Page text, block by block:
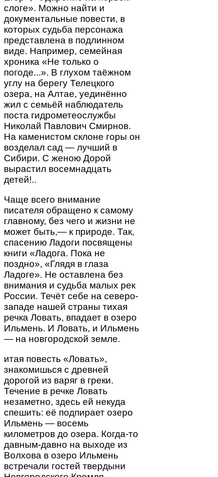
слоге». Можно найти и
документальные повести, в
которых судьба персонажа
представлена в подлинном
виде. Например, семейная
хроника «Не только о
погоде...». В глухом таёжном
углу на берегу Телецкого
озера, на Алтае, уединённо
жил с семьёй наблюдатель
поста гидрометеослужбы
Николай Павлович Смирнов.
На каменистом склоне горы он
возделал сад — лучший в
Сибири. С женою Дорой
вырастил восемнадцать
детей!..
Чаще всего внимание
писателя обращено к самому
главному, без чего и жизни не
может быть,— к природе. Так,
спасению Ладоги посвящены
книги «Ладога. Пока не
поздно», «Глядя в глаза
Ладоге». Не оставлена без
внимания и судьба малых рек
России. Течёт себе на северо-
западе нашей страны тихая
речка Ловать, впадает в озеро
Ильмень. И Ловать, и Ильмень
— на новгородской земле.
итая повесть «Ловать»,
знакомишься с древней
дорогой из варяг в греки.
Течение в речке Ловать
незаметно, здесь ей некуда
спешить: её подпирает озеро
Ильмень — восемь
километров до озера. Когда-то
давным-давно на выходе из
Волхова в озеро Ильмень
встречали гостей твердыни